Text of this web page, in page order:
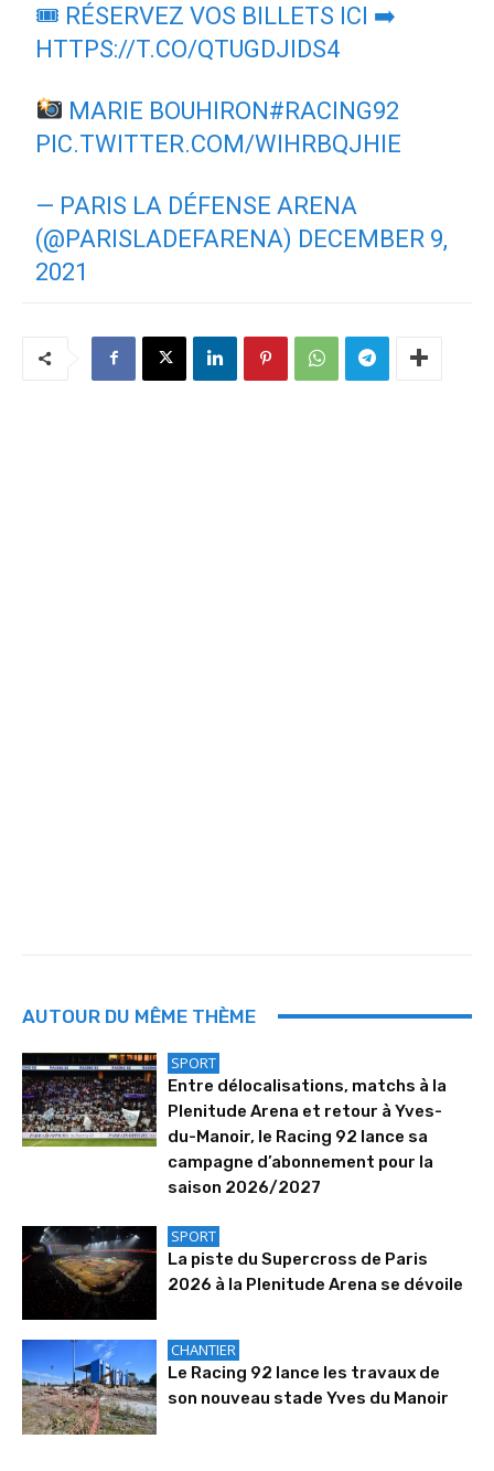
🎟 RÉSERVEZ VOS BILLETS ICI ➡
HTTPS://T.CO/QTUGDJIDS4
MARIE BOUHIRON#RACING92
PIC.TWITTER.COM/WIHRBQJHIE
— PARIS LA DÉFENSE ARENA
(@PARISLADEFARENA) DECEMBER 9,
2021
AUTOUR DU MÊME THÈME
SPORT
Entre délocalisations, matchs à la
Plenitude Arena et retour à Yves-
du-Manoir, le Racing 92 lance sa
campagne d’abonnement pour la
saison 2026/2027
SPORT
La piste du Supercross de Paris
2026 à la Plenitude Arena se dévoile
CHANTIER
Le Racing 92 lance les travaux de
son nouveau stade Yves du Manoir